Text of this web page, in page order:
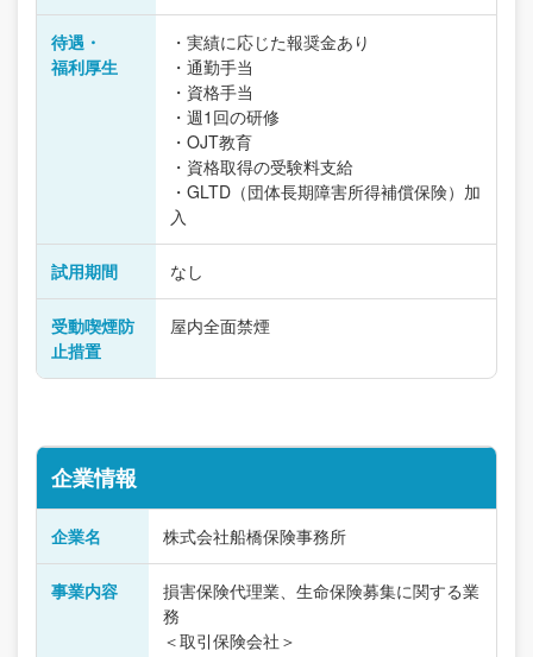
待遇・
福利厚生
・実績に応じた報奨金あり
・通勤手当
・資格手当
・週1回の研修
・OJT教育
・資格取得の受験料支給
・GLTD（団体長期障害所得補償保険）加
入
試用期間 なし
受動喫煙防
止措置
屋内全面禁煙
企業情報
企業名 株式会社船橋保険事務所
事業内容
損害保険代理業、生命保険募集に関する業
務
＜取引保険会社＞